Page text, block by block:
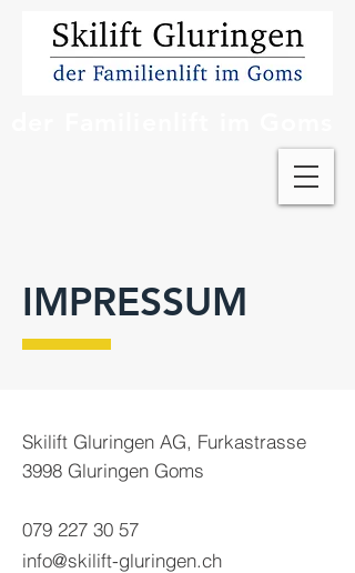
IMPRESSUM
Skilift Gluringen AG, Furkastrasse
3998 Gluringen Goms
079 227 30 57
info@skilift-gluringen.ch